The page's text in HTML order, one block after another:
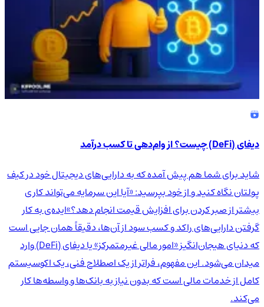
دیفای (DeFi) چیست؟ از وام‌دهی تا کسب درآمد
شاید برای شما هم پیش آمده که به دارایی‌های دیجیتال خود در کیف
پولتان نگاه کنید و از خود بپرسید: «آیا این سرمایه می‌تواند کاری
بیشتر از صبر کردن برای افزایش قیمت انجام دهد؟»ایده‌ی به کار
گرفتن دارایی‌های راکد و کسب سود از آن‌ها، دقیقاً همان جایی است
که دنیای هیجان‌انگیز «امور مالی غیرمتمرکز» یا دیفای (DeFi) وارد
میدان می‌شود. این مفهوم، فراتر از یک اصطلاح فنی، یک اکوسیستم
کامل از خدمات مالی است که بدون نیاز به بانک‌ها و واسطه‌ها کار
می‌کند.